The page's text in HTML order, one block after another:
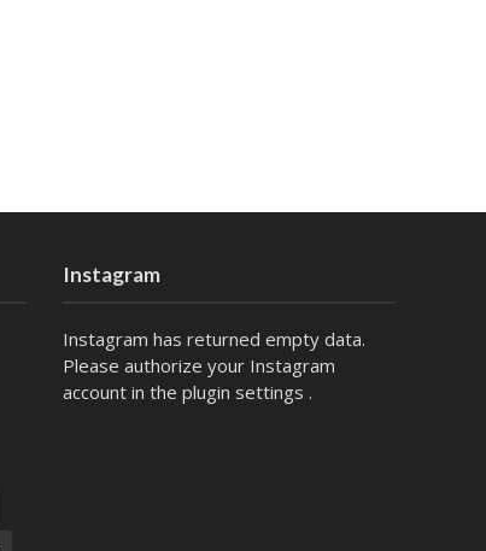
Instagram
Instagram has returned empty data.
Please authorize your Instagram
account in the plugin settings .